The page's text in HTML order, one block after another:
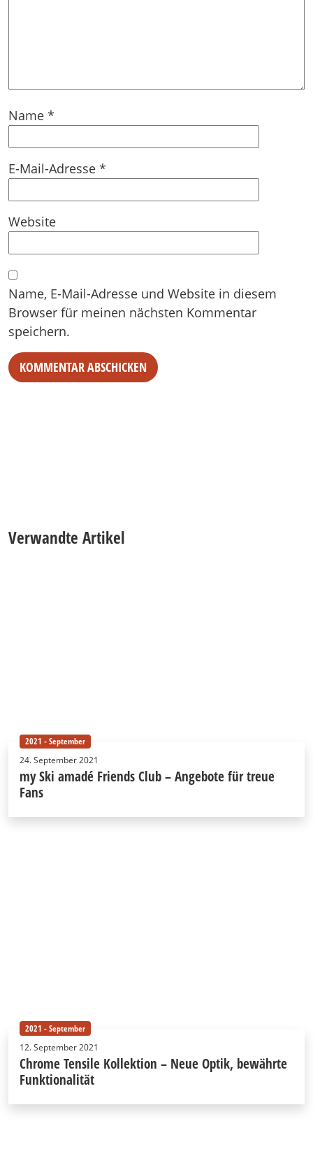
Name *
E-Mail-Adresse *
Website
Name, E-Mail-Adresse und Website in diesem
Browser für meinen nächsten Kommentar
speichern.
Verwandte Artikel
2021 - September
24. September 2021
my Ski amadé Friends Club – Angebote für treue
Fans
2021 - September
12. September 2021
Chrome Tensile Kollektion – Neue Optik, bewährte
Funktionalität